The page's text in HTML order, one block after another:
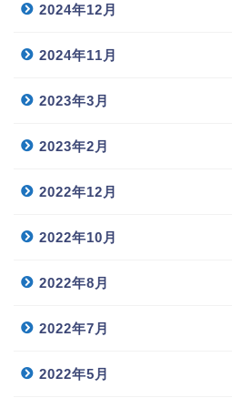
2024年12月
2024年11月
2023年3月
2023年2月
2022年12月
2022年10月
2022年8月
2022年7月
2022年5月